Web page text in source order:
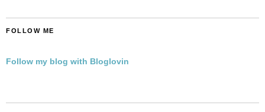
FOLLOW ME
Follow my blog with Bloglovin